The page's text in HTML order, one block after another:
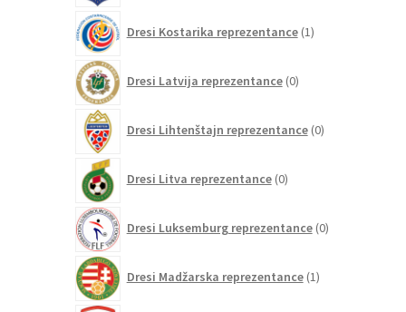
Dresi Kostarika reprezentance 1izdelek
Dresi Latvija reprezentance 0izdelkov
Dresi Lihtenštajn reprezentance 0izdelkov
Dresi Litva reprezentance 0izdelkov
Dresi Luksemburg reprezentance 0izdelkov
Dresi Madžarska reprezentance 1izdelek